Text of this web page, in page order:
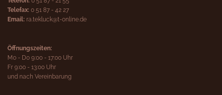
Telefax: 0 51 87 - 42 27
Email: ra.tekluck@t-online.de
Öffnungszeiten:
Mo - Do 9:00 - 17:00 Uhr
Fr 9:00 - 13:00 Uhr
und nach Vereinbarung